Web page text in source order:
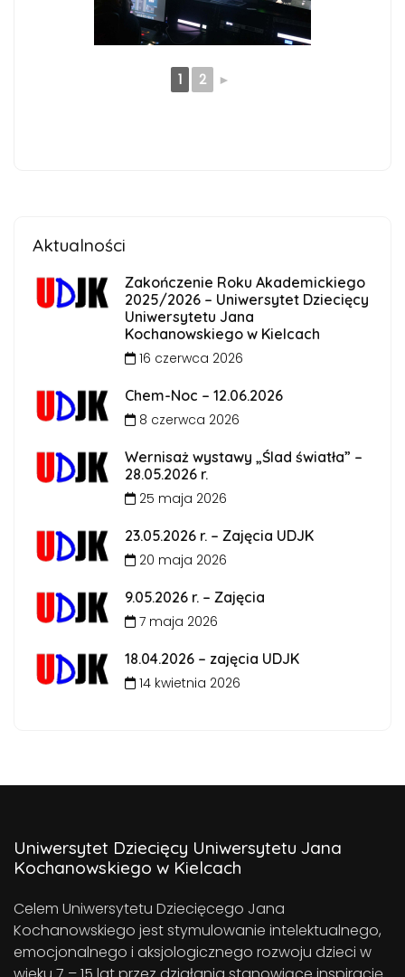
1 2 ►
Aktualności
Zakończenie Roku Akademickiego
2025/2026 – Uniwersytet Dziecięcy
Uniwersytetu Jana
Kochanowskiego w Kielcach
16 czerwca 2026
Chem-Noc – 12.06.2026
8 czerwca 2026
Wernisaż wystawy „Ślad światła” –
28.05.2026 r.
25 maja 2026
23.05.2026 r. – Zajęcia UDJK
20 maja 2026
9.05.2026 r. – Zajęcia
7 maja 2026
18.04.2026 – zajęcia UDJK
14 kwietnia 2026
Uniwersytet Dziecięcy Uniwersytetu Jana
Kochanowskiego w Kielcach
Celem Uniwersytetu Dziecięcego Jana
Kochanowskiego jest stymulowanie intelektualnego,
emocjonalnego i aksjologicznego rozwoju dzieci w